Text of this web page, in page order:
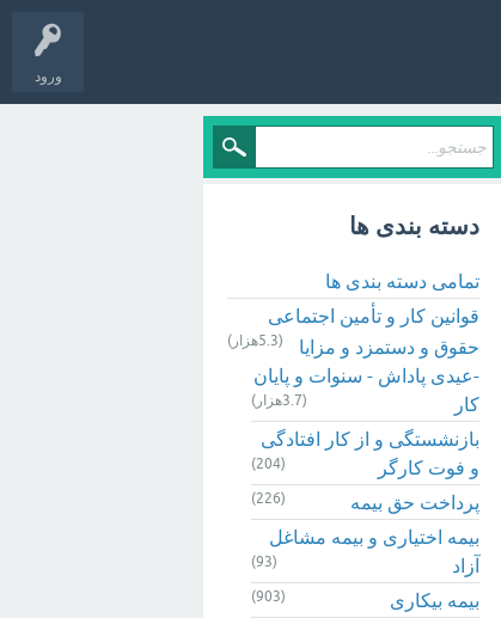
ورود
دسته بندی ها
تمامی دسته بندی ها
قوانین کار و تأمین اجتماعی
(5.3هزار)
حقوق و دستمزد و مزایا
-عیدی پاداش - سنوات و پایان
کار
(3.7هزار)
بازنشستگی و از کار افتادگی
و فوت کارگر
(204)
پرداخت حق بیمه (226)
بیمه اختیاری و بیمه مشاغل
آزاد
(93)
بیمه بیکاری (903)